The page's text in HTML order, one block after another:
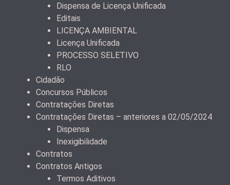
Dispensa de Licença Unificada
Editais
LICENÇA AMBIENTAL
Licença Unificada
PROCESSO SELETIVO
RLO
Cidadão
Concursos Públicos
Contratações Diretas
Contratações Diretas – anteriores a 02/05/2024
Dispensa
Inexigibilidade
Contratos
Contratos Antigos
Termos Aditivos